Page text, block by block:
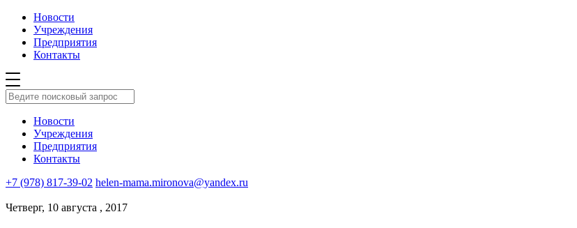
Новости
Учреждения
Предприятия
Контакты
Новости
Учреждения
Предприятия
Контакты
+7 (978) 817-39-02 helen-mama.mironova@yandex.ru
Четверг, 10 августа , 2017